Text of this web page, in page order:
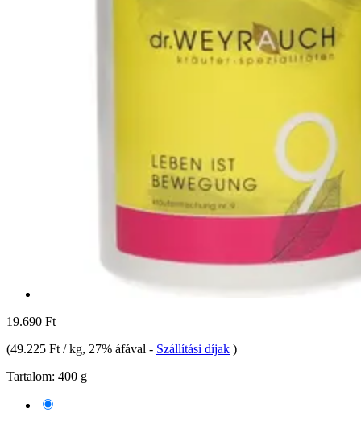
19.690 Ft
(49.225 Ft / kg, 27% áfával - Szállítási díjak )
Tartalom: 400 g